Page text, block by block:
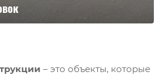
– это объекты, которые